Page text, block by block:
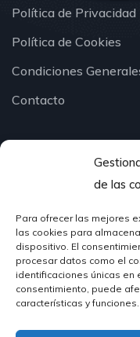
de las
Para ofrecer las mejores
las cookies para
dispositivo. El
procesar datos como el
identificaciones únicas en
consentimiento, puede
características y funciones.
Política de Privacidad
Política de Cookies
Condiciones
Contacto
¿Hablamos?
624 51 12 10